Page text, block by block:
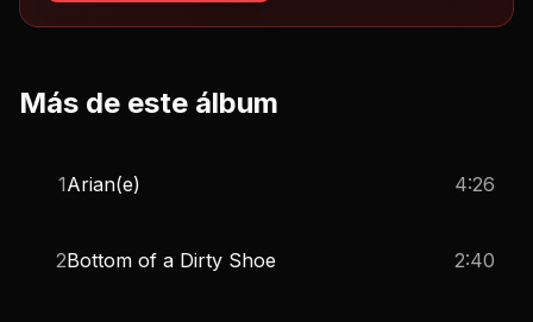
Más de este álbum
1Arian(e) 4:26
2Bottom of a Dirty Shoe 2:40